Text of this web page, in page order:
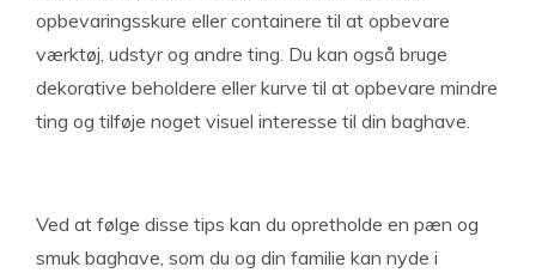
opbevaringsskure eller containere til at opbevare
værktøj, udstyr og andre ting. Du kan også bruge
dekorative beholdere eller kurve til at opbevare mindre
ting og tilføje noget visuel interesse til din baghave.
Ved at følge disse tips kan du opretholde en pæn og
smuk baghave, som du og din familie kan nyde i